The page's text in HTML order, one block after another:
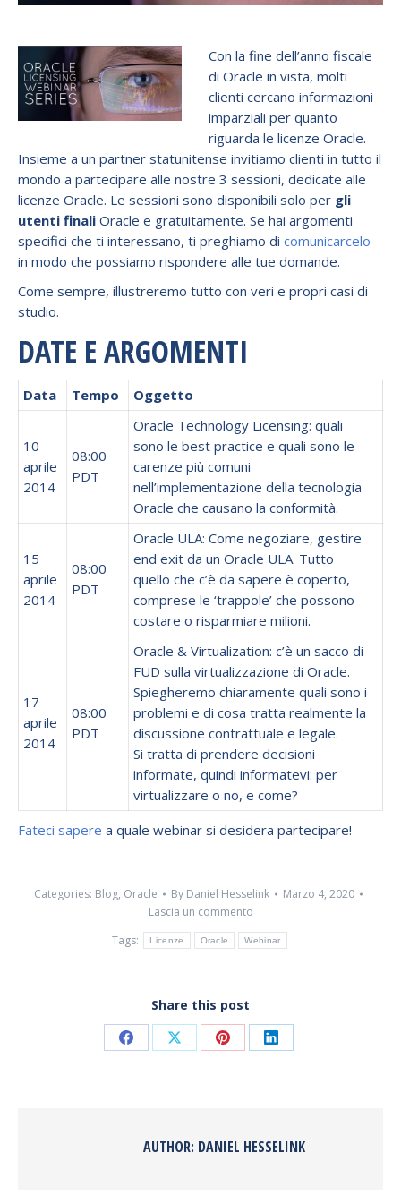
Con la fine dell’anno fiscale
di Oracle in vista, molti
clienti cercano informazioni
imparziali per quanto
riguarda le licenze Oracle.
Insieme a un partner statunitense invitiamo clienti in tutto il
mondo a partecipare alle nostre 3 sessioni, dedicate alle
licenze Oracle. Le sessioni sono disponibili solo per gli
utenti finali Oracle e gratuitamente. Se hai argomenti
specifici che ti interessano, ti preghiamo di comunicarcelo
in modo che possiamo rispondere alle tue domande.
Come sempre, illustreremo tutto con veri e propri casi di
studio.
DATE E ARGOMENTI
Data Tempo Oggetto
10
aprile
2014
08:00
PDT
Oracle Technology Licensing: quali
sono le best practice e quali sono le
carenze più comuni
nell’implementazione della tecnologia
Oracle che causano la conformità.
15
aprile
2014
08:00
PDT
Oracle ULA: Come negoziare, gestire
end exit da un Oracle ULA. Tutto
quello che c’è da sapere è coperto,
comprese le ‘trappole’ che possono
costare o risparmiare milioni.
17
aprile
2014
08:00
PDT
Oracle & Virtualization: c’è un sacco di
FUD sulla virtualizzazione di Oracle.
Spiegheremo chiaramente quali sono i
problemi e di cosa tratta realmente la
discussione contrattuale e legale.
Si tratta di prendere decisioni
informate, quindi informatevi: per
virtualizzare o no, e come?
Fateci sapere a quale webinar si desidera partecipare!
Categories: Blog, Oracle By Daniel Hesselink
Marzo 4, 2020
Lascia un commento
Tags:
Licenze Oracle Webinar
Share this post
Share Share Share Share
AUTHOR: DANIEL HESSELINK